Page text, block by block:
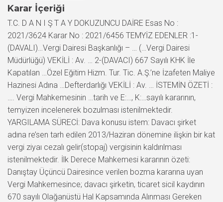
Karar İçeriği
T.C. D A N I Ş T A Y DOKUZUNCU DAİRE Esas No :
2021/3624 Karar No : 2021/6456 TEMYİZ EDENLER :1-
(DAVALI)…Vergi Dairesi Başkanlığı – … (…Vergi Dairesi
Müdürlüğü) VEKİLİ : Av. … 2-(DAVACI) 667 Sayılı KHK İle
Kapatılan …Özel Eğitim Hizm. Tur. Tic. A.Ş.’ne İzafeten Maliye
Hazinesi Adına …Defterdarlığı VEKİLİ : Av. … İSTEMİN ÖZETİ :
…. Vergi Mahkemesinin …tarih ve E:…, K:…sayılı kararının,
temyizen incelenerek bozulması istenilmektedir.
YARGILAMA SÜRECİ: Dava konusu istem: Davacı şirket
adına re’sen tarh edilen 2013/Haziran dönemine ilişkin bir kat
vergi ziyaı cezalı gelir(stopaj) vergisinin kaldırılması
istenilmektedir. İlk Derece Mahkemesi kararının özeti:
Danıştay Üçüncü Dairesince verilen bozma kararına uyan
Vergi Mahkemesince; davacı şirketin, ticaret sicil kaydının
670 sayılı Olağanüstü Hal Kapsamında Alınması Gereken